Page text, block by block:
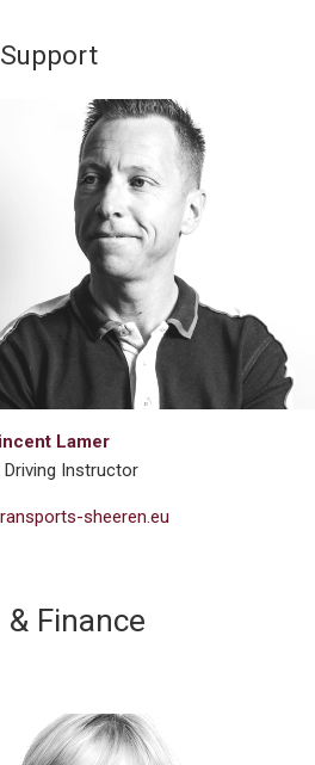
Lamer
Driving Instructor
sheeren.eu
Finance